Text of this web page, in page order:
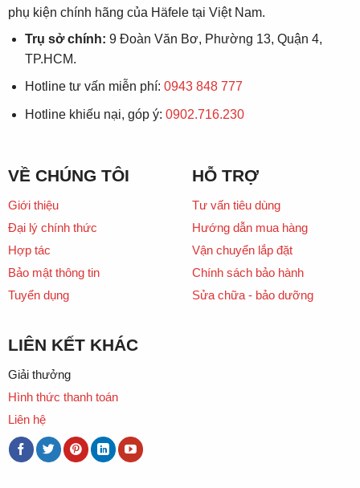
phụ kiện chính hãng của Häfele tại Việt Nam.
Trụ sở chính: 9 Đoàn Văn Bơ, Phường 13, Quận 4,
TP.HCM.
Hotline tư vấn miễn phí: 0943 848 777
Hotline khiếu nại, góp ý: 0902.716.230
VỀ CHÚNG TÔI
Giới thiệu
Đại lý chính thức
Hợp tác
Bảo mật thông tin
Tuyển dụng
HỖ TRỢ
Tư vấn tiêu dùng
Hướng dẫn mua hàng
Vận chuyển lắp đặt
Chính sách bảo hành
Sửa chữa - bảo dưỡng
LIÊN KẾT KHÁC
Giải thưởng
Hình thức thanh toán
Liên hệ